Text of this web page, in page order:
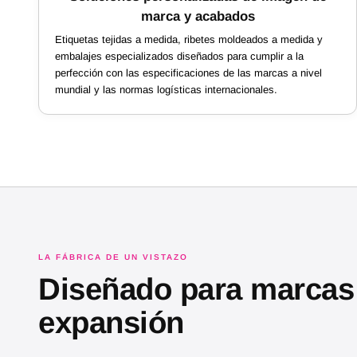
marca y acabados
Etiquetas tejidas a medida, ribetes moldeados a medida y
embalajes especializados diseñados para cumplir a la
perfección con las especificaciones de las marcas a nivel
mundial y las normas logísticas internacionales.
LA FÁBRICA DE UN VISTAZO
Diseñado para
expansión